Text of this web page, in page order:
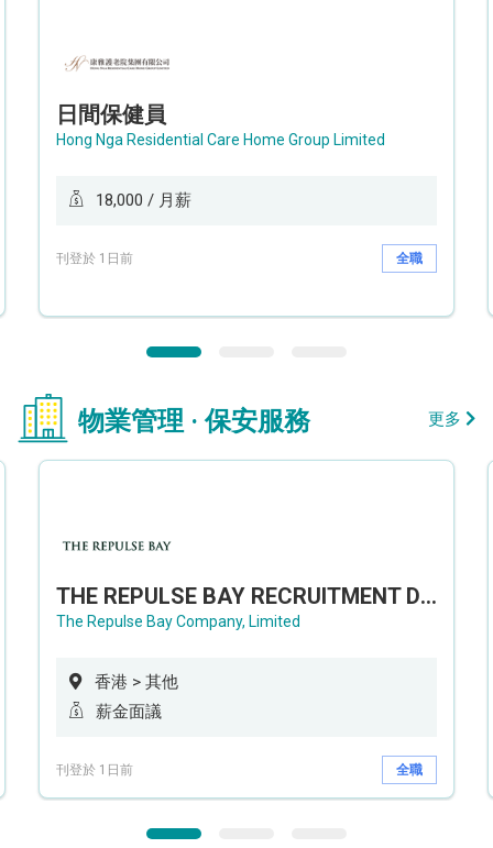
日間保健員
Hong Nga Residential Care Home Group Limited
18,000 / 月薪
刊登於 1日前 全職
物業管理 · 保安服務 更多
THE REPULSE BAY RECRUITMENT DAY 淺水灣影灣園人才招聘會
The Repulse Bay Company, Limited
香港 > 其他
薪金面議
刊登於 1日前 全職